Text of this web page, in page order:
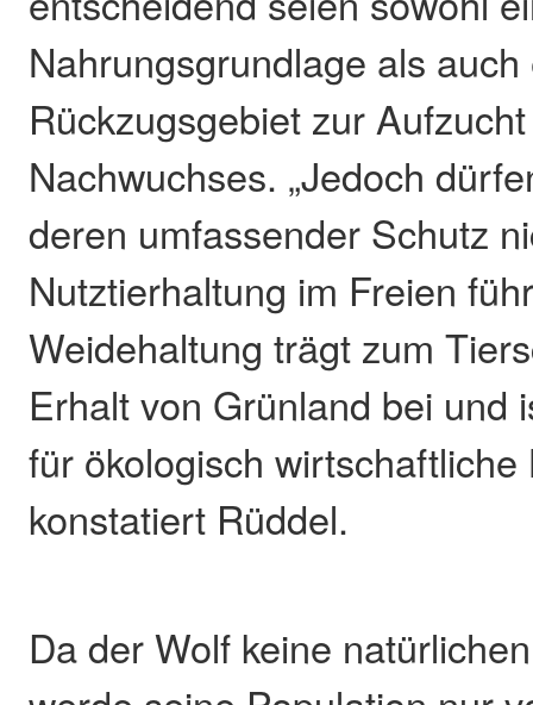
Nahrungsgrundlage als auch
Rückzugsgebiet zur
Nachwuchses. „Jedoch
deren umfassender Schutz
Nutztierhaltung im Freien
Weidehaltung trägt zum
Erhalt von Grünland bei und
für ökologisch wirtschaftliche
konstatiert Rüddel.
Da der Wolf keine